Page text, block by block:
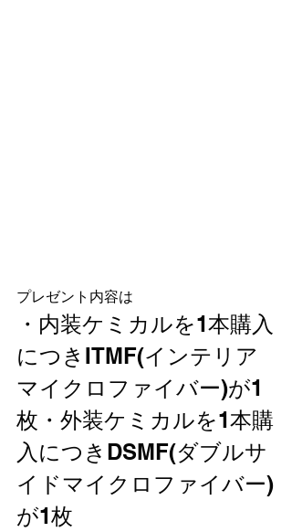
プレゼント内容は
・内装ケミカルを1本購入
につきITMF(インテリア
マイクロファイバー)が1
枚・外装ケミカルを1本購
入につきDSMF(ダブルサ
イドマイクロファイバー)
が1枚